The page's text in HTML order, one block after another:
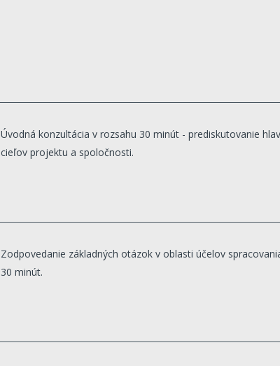
Úvodná konzultácia v rozsahu 30 minút - prediskutovanie
cieľov projektu a spoločnosti.
Zodpovedanie základných otázok v oblasti účelov
30 minút.